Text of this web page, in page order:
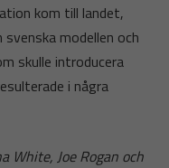
kom till landet,
modellen och
skulle introducera
i några
White, Joe Rogan och